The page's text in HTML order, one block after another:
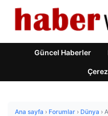
Güncel Haberler
Ana sayfa › Forumlar › Dünya ›